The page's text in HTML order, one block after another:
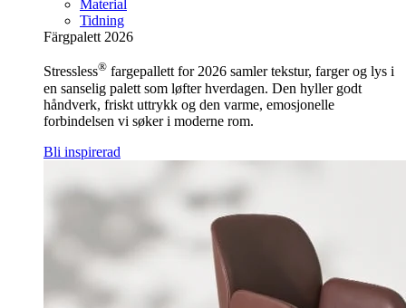
Material
Tidning
Färgpalett 2026
Stressless® fargepallett for 2026 samler tekstur, farger og lys i
en sanselig palett som løfter hverdagen. Den hyller godt
håndverk, friskt uttrykk og den varme, emosjonelle
forbindelsen vi søker i moderne rom.
Bli inspirerad